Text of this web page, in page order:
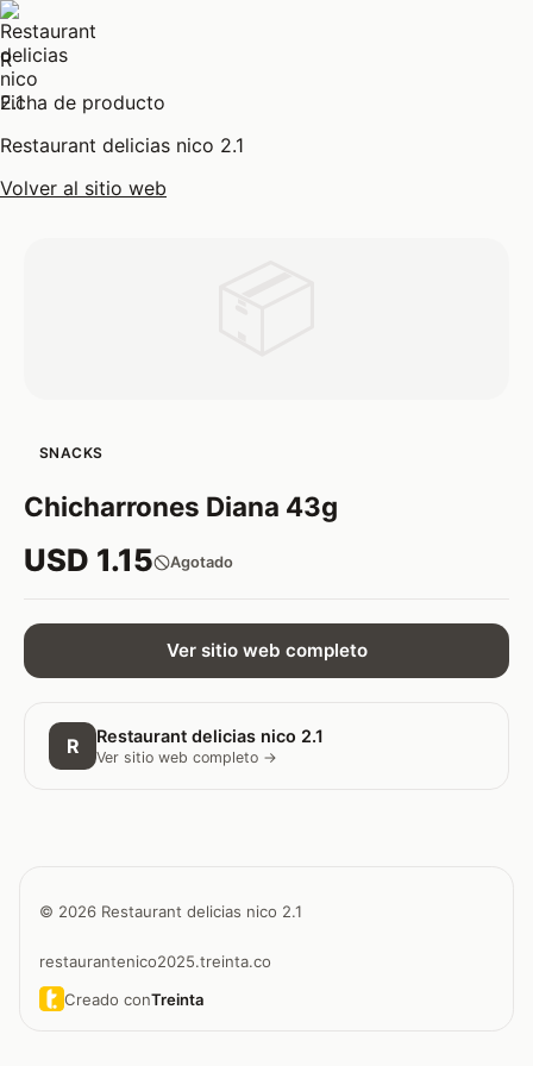
R
Ficha de producto
Restaurant delicias nico 2.1
Volver al sitio web
SNACKS
Chicharrones Diana 43g
USD 1.15 Agotado
Ver sitio web completo
R Restaurant delicias nico 2.1
Ver sitio web completo →
© 2026 Restaurant delicias nico 2.1
restaurantenico2025.treinta.co
Creado conTreinta